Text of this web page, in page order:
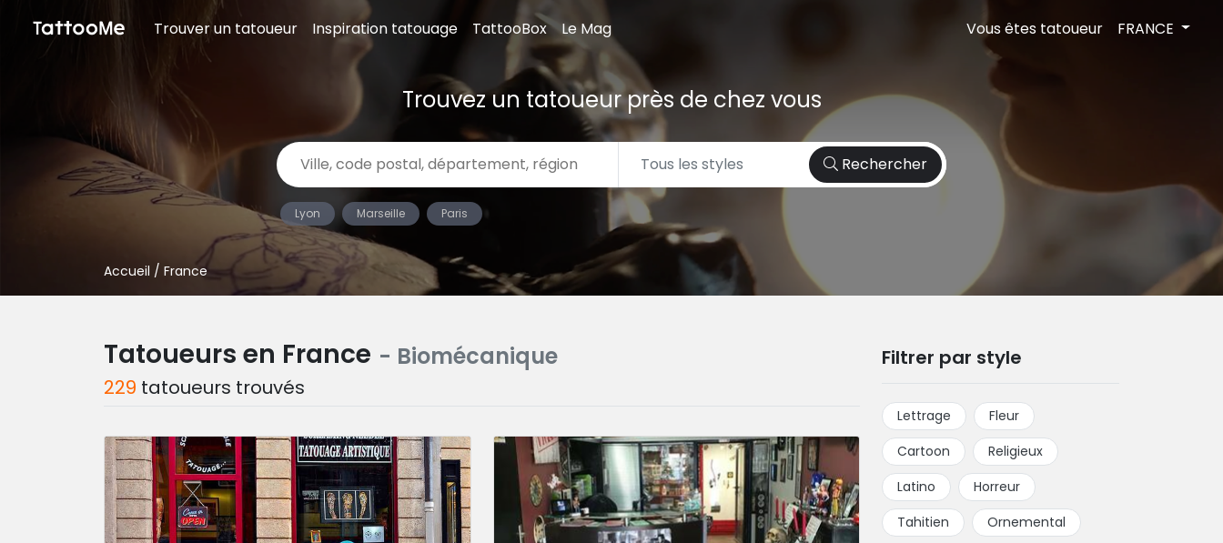
Trouver un tatoueur Inspiration tatouage TattooBox Le Mag Vous êtes tatoueur FRANCE
Trouvez un tatoueur près de chez vous
Rechercher
Lyon Marseille Paris
Accueil / France
Tatoueurs en France - Biomécanique
229 tatoueurs trouvés
Filtrer par style
Lettrage
Fleur
Cartoon
Religieux
Latino
Horreur
Tahitien
Ornemental